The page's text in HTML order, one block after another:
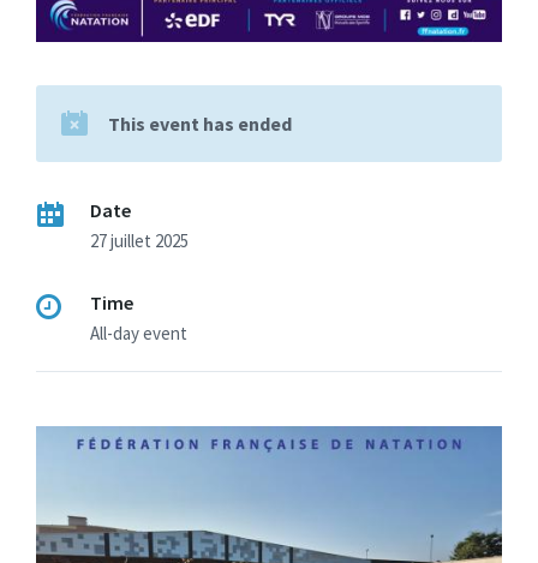
This event has ended
Date
27 juillet 2025
Time
All-day event